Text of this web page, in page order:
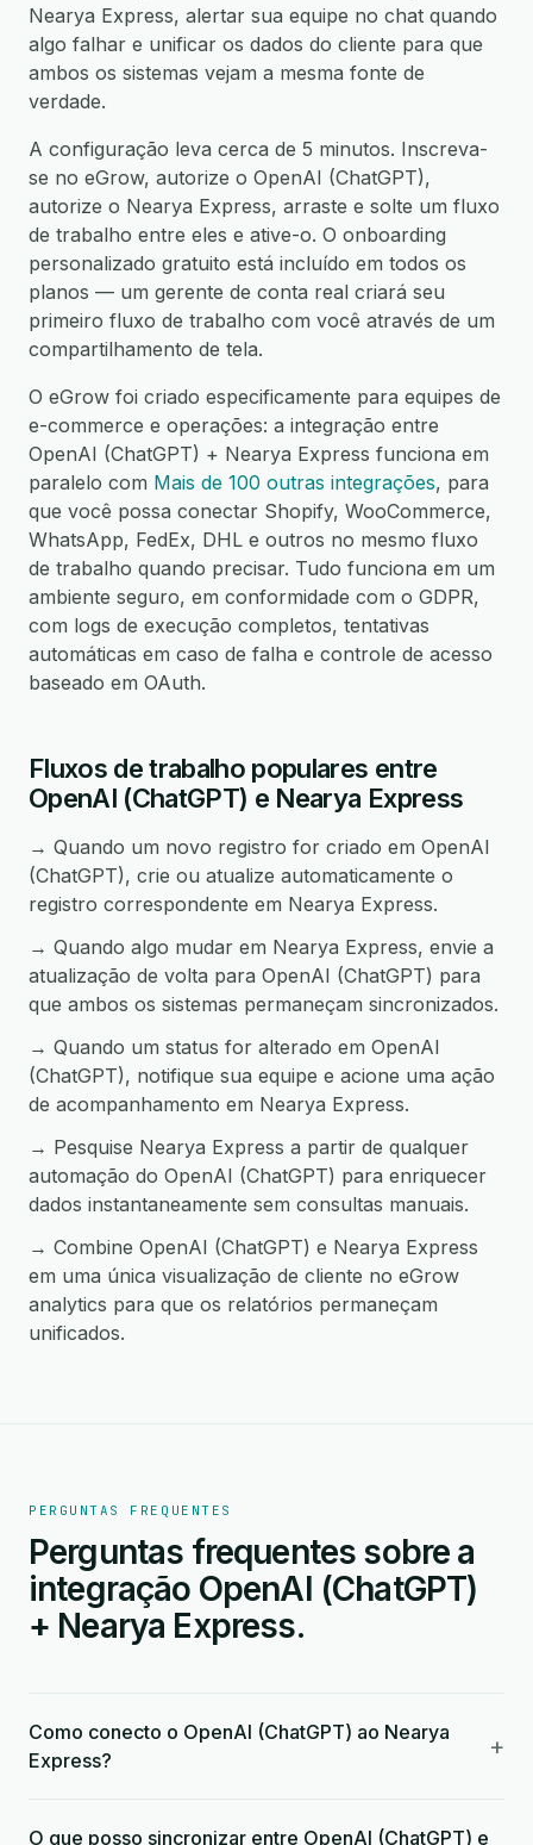
Nearya Express, alertar sua equipe no chat quando
algo falhar e unificar os dados do cliente para que
ambos os sistemas vejam a mesma fonte de
verdade.
A configuração leva cerca de 5 minutos. Inscreva-
se no eGrow, autorize o OpenAI (ChatGPT),
autorize o Nearya Express, arraste e solte um fluxo
de trabalho entre eles e ative-o. O onboarding
personalizado gratuito está incluído em todos os
planos — um gerente de conta real criará seu
primeiro fluxo de trabalho com você através de um
compartilhamento de tela.
O eGrow foi criado especificamente para equipes de
e-commerce e operações: a integração entre
OpenAI (ChatGPT) + Nearya Express funciona em
paralelo com Mais de 100 outras integrações, para
que você possa conectar Shopify, WooCommerce,
WhatsApp, FedEx, DHL e outros no mesmo fluxo
de trabalho quando precisar. Tudo funciona em um
ambiente seguro, em conformidade com o GDPR,
com logs de execução completos, tentativas
automáticas em caso de falha e controle de acesso
baseado em OAuth.
Fluxos de trabalho populares entre
OpenAI (ChatGPT) e Nearya Express
→ Quando um novo registro for criado em OpenAI
(ChatGPT), crie ou atualize automaticamente o
registro correspondente em Nearya Express.
→ Quando algo mudar em Nearya Express, envie a
atualização de volta para OpenAI (ChatGPT) para
que ambos os sistemas permaneçam sincronizados.
→ Quando um status for alterado em OpenAI
(ChatGPT), notifique sua equipe e acione uma ação
de acompanhamento em Nearya Express.
→ Pesquise Nearya Express a partir de qualquer
automação do OpenAI (ChatGPT) para enriquecer
dados instantaneamente sem consultas manuais.
→ Combine OpenAI (ChatGPT) e Nearya Express
em uma única visualização de cliente no eGrow
analytics para que os relatórios permaneçam
unificados.
PERGUNTAS FREQUENTES
Perguntas frequentes sobre a
integração OpenAI (ChatGPT)
+ Nearya Express.
Como conecto o OpenAI (ChatGPT) ao Nearya
Express?
+
O que posso sincronizar entre OpenAI (ChatGPT) e